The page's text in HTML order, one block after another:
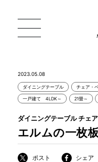
店
2023.05.08
ダイニングテーブル チェア・
一戸建て 4LDK～ 21畳～
エルムの一枚板
ダイニングテーブル チェ
ポスト シェア